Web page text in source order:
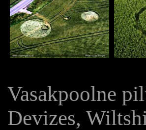
Vasakpoolne
Devizes,